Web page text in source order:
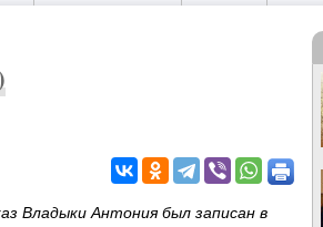
Владыки Антония был записан в